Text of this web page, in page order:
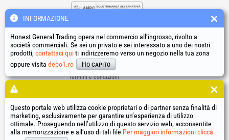
Link utili
Termini e condizioni
Dati identificativi della società
Risoluzione online delle controversie
HGT® , EvoTools®, EvoSanitary ®, EvoTools +Plus® , EvoSanitary +Plus® , EvoSelect®, EPTO®, EPTO Plus
INFORMAZIONE
Honest General Trading opera nel commercio all’ingrosso, rivolto a
società commerciali. Se sei un privato e sei interessato a uno dei nostri
prodotti, contattaci quiti indirizzeremo verso un negozio nella tua zona
oppure visita depo1.ro Ho capito
Questo portale web utilizza cookie proprietari o di partner senza finalità di
marketing, esclusivamente per garantire un’esperienza di utilizzo
ottimale. Proseguendo nell’utilizzo di questo servizio web, acconsentite
alla memorizzazione e all’uso di tali file Per maggiori informazioni clicca